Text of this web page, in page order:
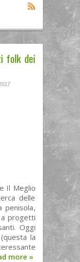
folk dei
Il Meglio
delle
penisola,
progetti
Oggi
la
more »